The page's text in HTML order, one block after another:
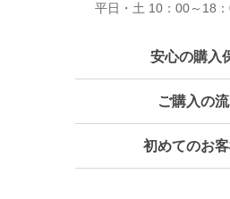
平日・土 10：00～18：
安心の購入
ご購入の
初めてのお